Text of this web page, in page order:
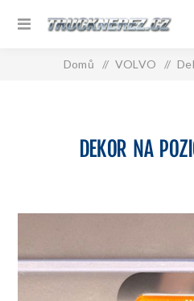
Domů / VOLVO /
DEKOR NA